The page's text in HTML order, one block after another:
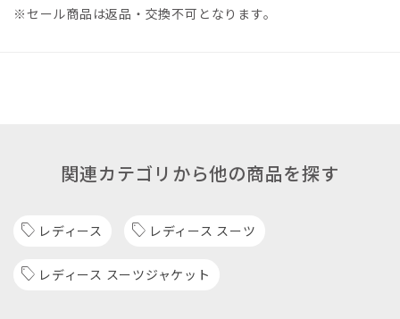
※セール商品は返品・交換不可となります。
関連カテゴリから他の商品を探す
レディース レディース スーツ
レディース スーツジャケット